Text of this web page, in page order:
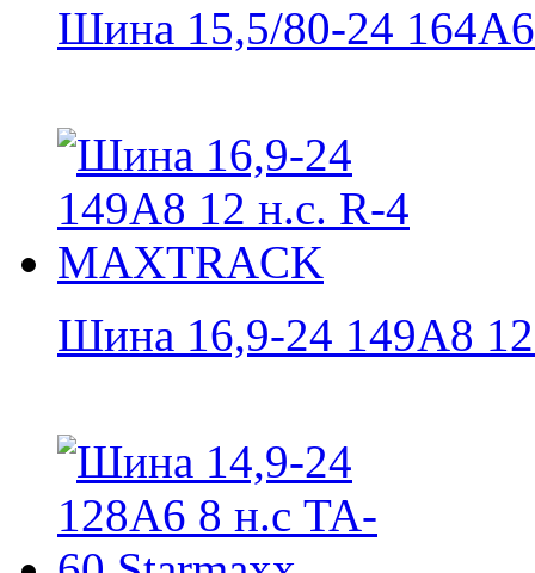
Шина 15,5/80-24
Шина 16,9-24 149A8